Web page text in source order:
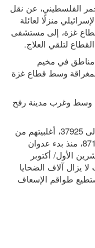
خورخي عن
صفقة رودري
برشلونة
لتلقي العلاج.